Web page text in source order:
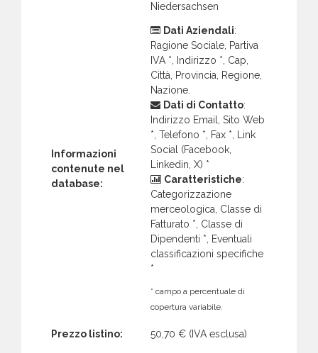
Niedersachsen
Informazioni
contenute nel
database:
Dati Aziendali:
Ragione Sociale, Partiva
IVA *, Indirizzo *, Cap,
Città, Provincia, Regione,
Nazione.
Dati di Contatto:
Indirizzo Email, Sito Web
*, Telefono *, Fax *, Link
Social (Facebook,
Linkedin, X) *
Caratteristiche:
Categorizzazione
merceologica, Classe di
Fatturato *, Classe di
Dipendenti *, Eventuali
classificazioni specifiche
*
* campo a percentuale di
copertura variabile.
Prezzo listino: 50,70 € (IVA esclusa)